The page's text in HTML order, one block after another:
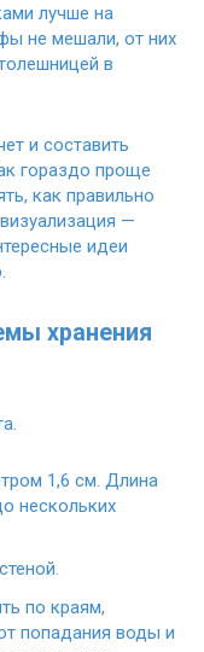
лучше на
не мешали, от них
в
и составить
гораздо проще
как правильно
—
идеи
хранения
1,6 см. Длина
нескольких
по краям,
попадания воды и